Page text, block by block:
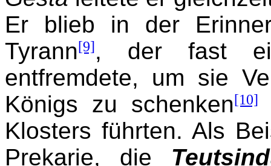
Er blieb in der
Tyrann[9], der fast
entfremdete, um sie
Königs zu schenken[10]
Klosters führten. Als
Prekarie, die